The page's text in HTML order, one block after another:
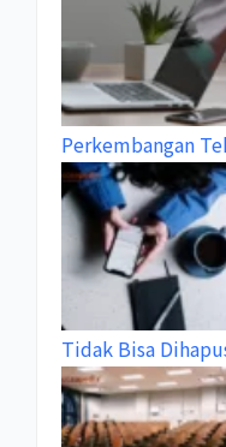
Perkembangan
Tidak Bisa